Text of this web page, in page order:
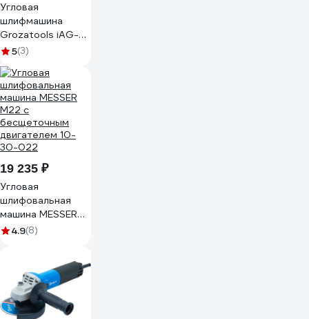
Угловая
шлифмашина
Grozatools iAG-
126 brushless
5(3)
19 235 ₽
Угловая
шлифовальная
машина MESSER
M22 с
30-022
4.9(8)